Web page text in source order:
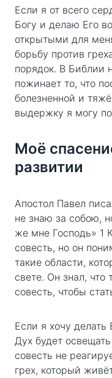
Если я от всего
Богу и делаю Его
открытыми для
борьбу против
порядок. В Библии
пожинает то, что
болезненной и
выдержку я могу
Моё
развитии
Апостол Павел
не знаю за собою,
же мне Господь» 1
совесть, но он
такие области,
свете. Он знал, что
совесть, чтобы
Если я хочу
Дух будет
совесть не
грех, который